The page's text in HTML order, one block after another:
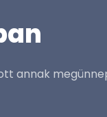
annak